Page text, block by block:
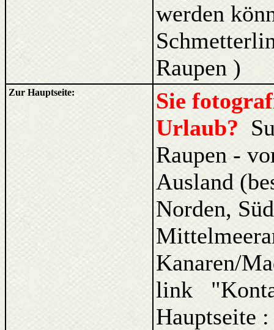
werden
Raupen )
Zur Hauptseite:
Sie
Urlaub?
Raupen -
Ausland
Norden,
Kanaren/
link
Hauptseite